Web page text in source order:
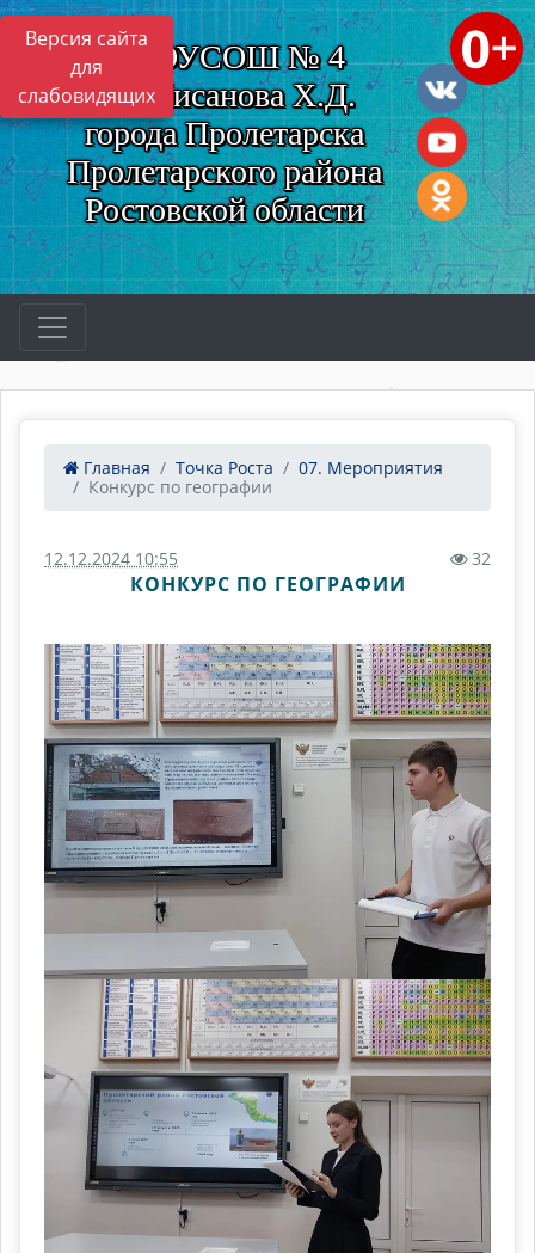
Версия сайта
для
слабовидящих
МБОУСОШ № 4
им. Нисанова Х.Д.
города Пролетарска
Пролетарского района
Ростовской области
Главная Точка Роста
07. Мероприятия
Конкурс по географии
12.12.2024 10:55 32
КОНКУРС ПО ГЕОГРАФИИ